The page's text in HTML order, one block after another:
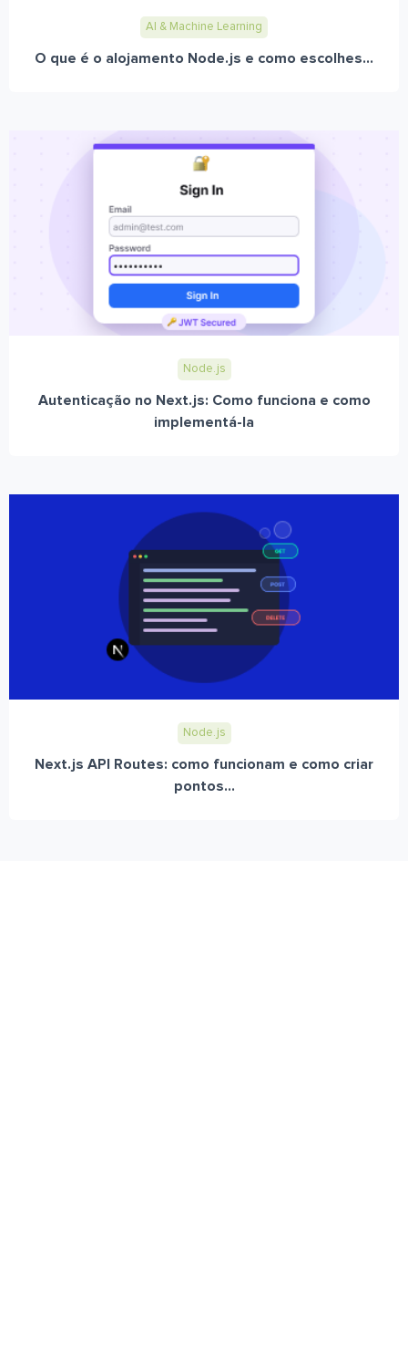
AI & Machine Learning
O que é o alojamento Node.js e como escolhes...
Node.js
Autenticação no Next.js: Como funciona e como
implementá-la
Node.js
Next.js API Routes: como funcionam e como criar
pontos...